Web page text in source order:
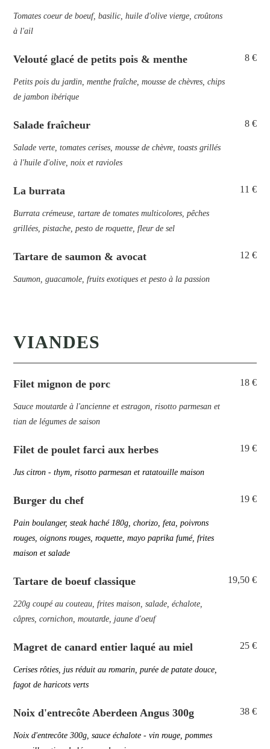
Tomates coeur de boeuf, basilic, huile d'olive vierge, croûtons
à l'ail
Velouté glacé de petits pois & menthe 8 €
Petits pois du jardin, menthe fraîche, mousse de chèvres, chips
de jambon ibérique
Salade fraîcheur 8 €
Salade verte, tomates cerises, mousse de chèvre, toasts grillés
à l'huile d'olive, noix et ravioles
La burrata 11 €
Burrata crémeuse, tartare de tomates multicolores, pêches
grillées, pistache, pesto de roquette, fleur de sel
Tartare de saumon & avocat 12 €
Saumon, guacamole, fruits exotiques et pesto à la passion
VIANDES
Filet mignon de porc 18 €
Sauce moutarde à l'ancienne et estragon, risotto parmesan et
tian de légumes de saison
Filet de poulet farci aux herbes 19 €
Jus citron - thym, risotto parmesan et ratatouille maison
Burger du chef 19 €
Pain boulanger, steak haché 180g, chorizo, feta, poivrons
rouges, oignons rouges, roquette, mayo paprika fumé, frites
maison et salade
Tartare de boeuf classique 19,50 €
220g coupé au couteau, frites maison, salade, échalote,
câpres, cornichon, moutarde, jaune d'oeuf
Magret de canard entier laqué au miel 25 €
Cerises rôties, jus réduit au romarin, purée de patate douce,
fagot de haricots verts
Noix d'entrecôte Aberdeen Angus 300g 38 €
Noix d'entrecôte 300g, sauce échalote - vin rouge, pommes